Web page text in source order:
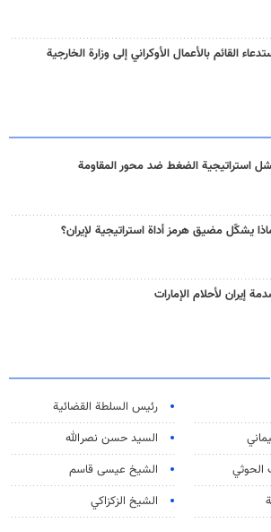
القائم بالأعمال الأوكراني إلى وزارة الخارجية
استراتيجية الضغط ضد محور المقاومة
يشكّل مضيق هرمز أداة استراتيجية لإيران؟
إيران لأحلام الإمارات
رئیس السلطة القضائیة
السيد حسن نصرالله
الحوثي
الشيخ عيسى قاسم
الشيخ الزكزاكي